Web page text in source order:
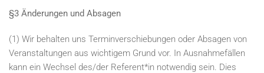
§3 Änderungen und Absagen
(1) Wir behalten uns Terminverschiebungen oder Absagen von
Veranstaltungen aus wichtigem Grund vor. In Ausnahmefällen
kann ein Wechsel des/der Referent*in notwendig sein. Dies